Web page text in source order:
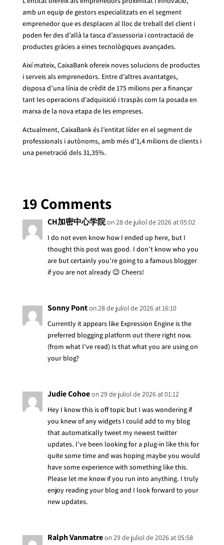
amb un equip de gestors especialitzats en el segment
emprenedor que es desplacen al lloc de treball del client i
poden fer des d’allà la tasca d’assessoria i contractació de
productes gràcies a eines tecnològiques avançades.
Així mateix, CaixaBank ofereix noves solucions de productes
i serveis als emprenedors. Entre d’altres avantatges,
disposa d’una línia de crèdit de 175 milions per a finançar
tant les operacions d’adquisició i traspàs com la posada en
marxa de la nova etapa de les empreses.
Actualment, CaixaBank és l’entitat líder en el segment de
professionals i autònoms, amb més d’1,4 milions de clients i
una penetració dels 31,35%.
19 Comments
CH加密中心学院on 28 de juliol de 2026 at 05:02
I do not even know how I ended up here, but I
thought this post was good. I don’t know who you
are but certainly you’re going to a famous blogger
if you are not already 😉 Cheers!
Sonny Ponton 28 de juliol de 2026 at 16:10
Currently it appears like Expression Engine is the
preferred blogging platform out there right now.
(from what I’ve read) Is that what you are using on
your blog?
Judie Cohoeon 29 de juliol de 2026 at 01:12
Hey I know this is off topic but I was wondering if
you knew of any widgets I could add to my blog
that automatically tweet my newest twitter
updates. I’ve been looking for a plug-in like this for
quite some time and was hoping maybe you would
have some experience with something like this.
Please let me know if you run into anything. I truly
enjoy reading your blog and I look forward to your
new updates.
Ralph Vanmatreon 29 de juliol de 2026 at 05:58